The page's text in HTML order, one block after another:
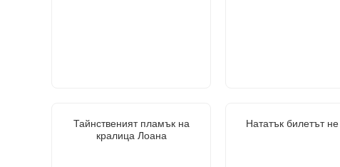
Тайнственият пламък на
кралица Лоана
Нататък билетът